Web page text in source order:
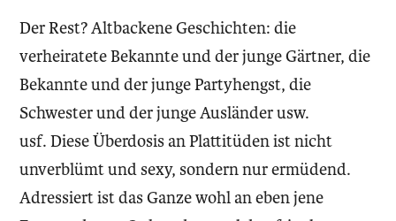
Der Rest? Altbackene Geschichten: die
verheiratete Bekannte und der junge Gärtner, die
Bekannte und der junge Partyhengst, die
Schwester und der junge Ausländer usw.
usf. Diese Überdosis an Plattitüden ist nicht
unverblümt und sexy, sondern nur ermüdend.
Adressiert ist das Ganze wohl an eben jene